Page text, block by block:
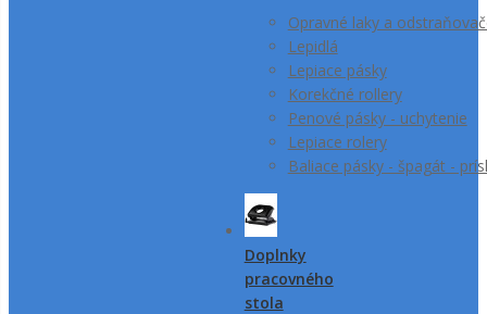
Opravné laky a
Lepidlá
Lepiace pásky
Korekčné rollery
Penové pásky - uchytenie
Lepiace rolery
Baliace pásky - špagát -
Doplnky
pracovného
stola